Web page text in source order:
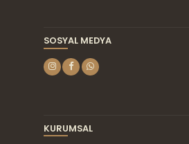
SOSYAL MEDYA
KURUMSAL